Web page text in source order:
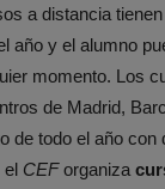
a distancia
año y el alumno
momento. Los
de Madrid,
de todo el año
el CEForganiza